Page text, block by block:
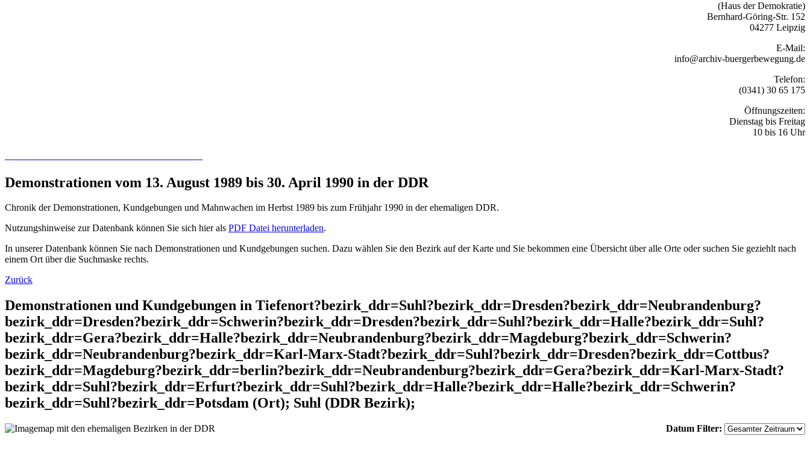
(Haus der Demokratie)
Bernhard-Göring-Str. 152
04277 Leipzig
E-Mail:
info@archiv-buergerbewegung.de
Telefon:
(0341) 30 65 175
Öffnungszeiten:
Dienstag bis Freitag
10 bis 16 Uhr
Demonstrationen vom 13. August 1989 bis 30. April 1990 in der DDR
Chronik der Demonstrationen, Kundgebungen und Mahnwachen im Herbst 1989 bis zum Frühjahr 1990 in der ehemaligen DDR.
Nutzungshinweise zur Datenbank können Sie sich hier als PDF Datei herunterladen.
In unserer Datenbank können Sie nach Demonstrationen und Kundgebungen suchen. Dazu wählen Sie den Bezirk auf der Karte und Sie bekommen eine Übersicht über alle Orte oder suchen Sie geziehlt nach
einem Ort über die Suchmaske rechts.
Zurück
Demonstrationen und Kundgebungen in Tiefenort?bezirk_ddr=Suhl?bezirk_ddr=Dresden?bezirk_ddr=Neubrandenburg?
bezirk_ddr=Dresden?bezirk_ddr=Schwerin?bezirk_ddr=Dresden?bezirk_ddr=Suhl?bezirk_ddr=Halle?bezirk_ddr=Suhl?
bezirk_ddr=Gera?bezirk_ddr=Halle?bezirk_ddr=Neubrandenburg?bezirk_ddr=Magdeburg?bezirk_ddr=Schwerin?
bezirk_ddr=Neubrandenburg?bezirk_ddr=Karl-Marx-Stadt?bezirk_ddr=Suhl?bezirk_ddr=Dresden?bezirk_ddr=Cottbus?
bezirk_ddr=Magdeburg?bezirk_ddr=berlin?bezirk_ddr=Neubrandenburg?bezirk_ddr=Gera?bezirk_ddr=Karl-Marx-Stadt?
bezirk_ddr=Suhl?bezirk_ddr=Erfurt?bezirk_ddr=Suhl?bezirk_ddr=Halle?bezirk_ddr=Halle?bezirk_ddr=Schwerin?
bezirk_ddr=Suhl?bezirk_ddr=Potsdam (Ort); Suhl (DDR Bezirk);
Datum Filter: